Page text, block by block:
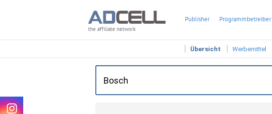
the affiliate network
Publisher Programmbetreiber
Übersicht Werbemittel